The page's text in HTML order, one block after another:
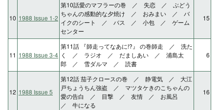
10 1988 Issue 1-2
第10話愛のマフラーの巻 ／ 失恋 ／ ぶどう
ちゃんの感動的な夕焼け ／ おみまい ／ バ
イクのシート ／ バス ／ 小包 ／ ゲーム
センター
15
11 1988 Issue 3-4
第11話 『師走ってなあに!?』 の巻師走 ／ 洗た
く ／ ラジオ ／ だましあい ／ 浦島太
郎 ／ 雪ダルマ ／ 読書
6
12 1988 Issue 5
第12話 茄子クロースの巻 ／ 静電気 ／ 大江
戸ちょうちん強盗 ／ マツタケきのこちゃんの
愛の告白 ／ 目撃 ／ 友情 ／ お風呂
／ 牛になる
16